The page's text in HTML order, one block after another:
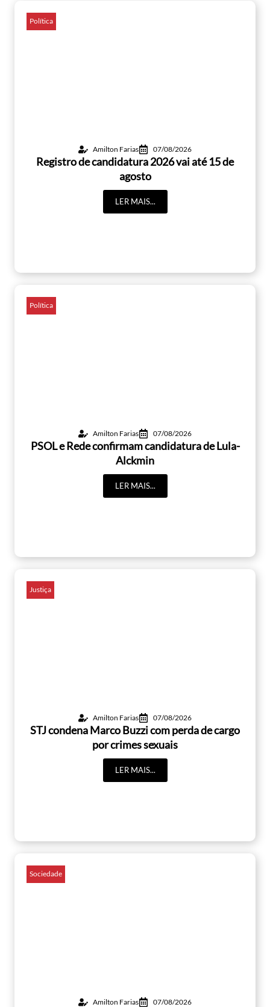
Política
Amilton Farias 07/08/2026
Registro de candidatura 2026 vai até 15 de
agosto
LER MAIS...
Política
Amilton Farias 07/08/2026
PSOL e Rede confirmam candidatura de Lula-
Alckmin
LER MAIS...
Justiça
Amilton Farias 07/08/2026
STJ condena Marco Buzzi com perda de cargo
por crimes sexuais
LER MAIS...
Sociedade
Amilton Farias 07/08/2026